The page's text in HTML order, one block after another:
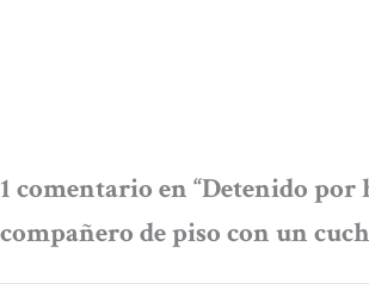
1 comentario en “Detenido por
compañero de piso con un